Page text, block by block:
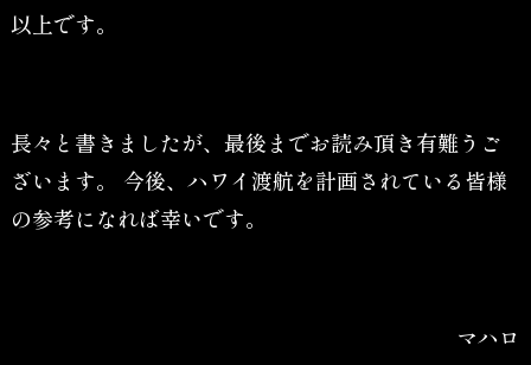
以上です。
長々と書きましたが、最後までお読み頂き有難うご
ざいます。 今後、ハワイ渡航を計画されている皆様
の参考になれば幸いです。
マハロ